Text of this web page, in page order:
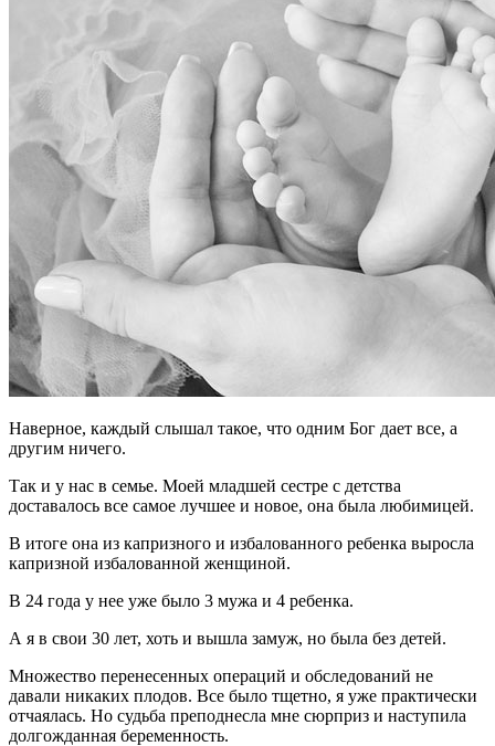
Наверное, каждый слышал такое, что одним Бог дает все, а
другим ничего.
Так и у нас в семье. Моей младшей сестре с детства
доставалось все самое лучшее и новое, она была любимицей.
В итоге она из капризного и избалованного ребенка выросла
капризной избалованной женщиной.
В 24 года у нее уже было 3 мужа и 4 ребенка.
А я в свои 30 лет, хоть и вышла замуж, но была без детей.
Множество перенесенных операций и обследований не
давали никаких плодов. Все было тщетно, я уже практически
отчаялась. Но судьба преподнесла мне сюрприз и наступила
долгожданная беременность.